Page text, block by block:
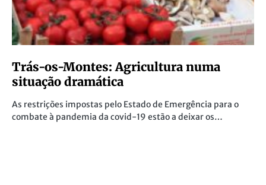
Trás-os-Montes: Agricultura numa
situação dramática
As restrições impostas pelo Estado de Emergência para o
combate à pandemia da covid-19 estão a deixar os…